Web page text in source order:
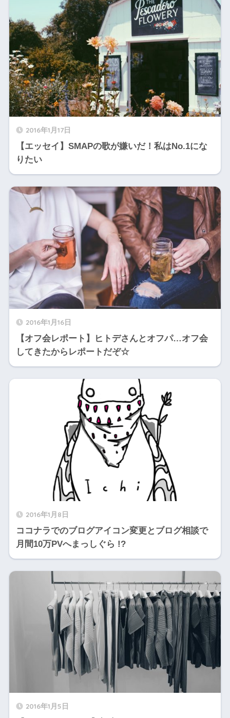
2016年1月17日
【エッセイ】SMAPの歌が嫌いだ！私はNo.1にな
りたい
2016年1月16日
【オフ会レポート】ヒトデさんとオフパ…オフ会
してきたからレポートだぞ☆
2016年1月8日
ココナラでのブログアイコン変更とブログ相談で
月間10万PVへまっしぐら !?
2016年1月5日